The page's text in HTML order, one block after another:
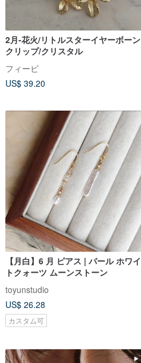
2月-花火/リトルスターイヤーボーン
クリップ/クリスタル
フィービ
US$ 39.20
【月白】6 月 ピアス | パール ホワイ
トクォーツ ムーンストーン
toyunstudio
US$ 26.28
カスタム可